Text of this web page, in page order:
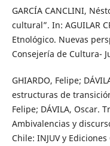
GARCÍA CANCLINI,
cultural”. In: AGUILAR
Etnológico. Nuevas
Consejería de Cultura-
GHIARDO, Felipe;
estructuras de
Felipe; DÁVILA, Oscar.
Ambivalencias y
Chile: INJUV y